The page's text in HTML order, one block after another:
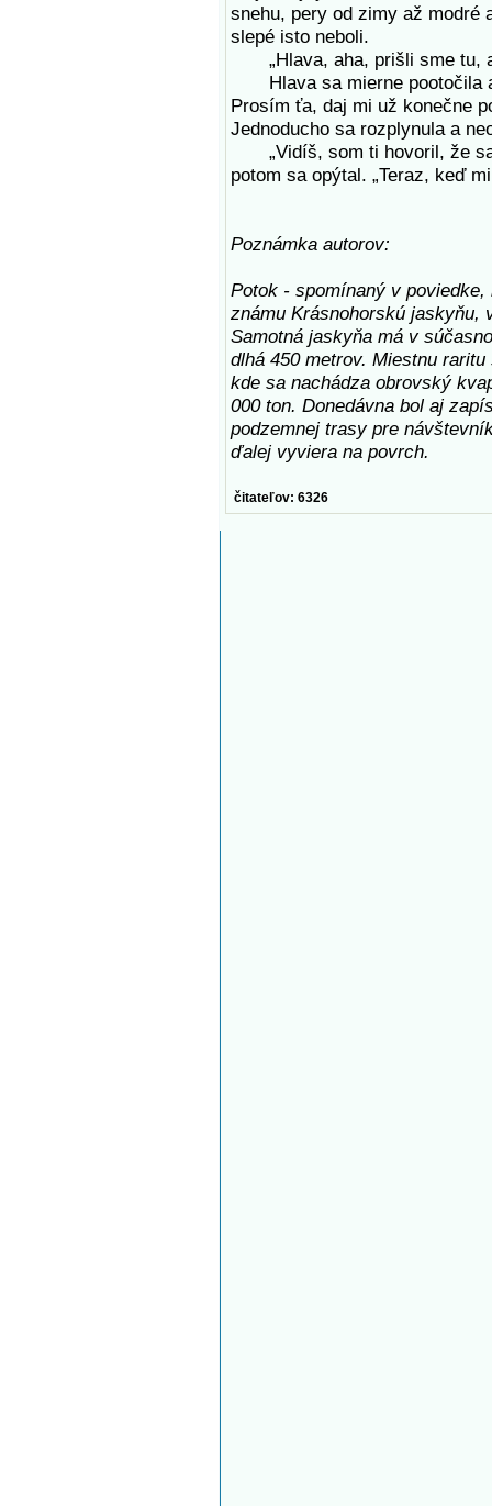
snehu, pery od zimy až modré
slepé isto neboli.
„Hlava, aha, prišli sme tu,
Hlava sa mierne pootočila a
Prosím ťa, daj mi už konečne
Jednoducho sa rozplynula a
„Vidíš, som ti hovoril, že sa
potom sa opýtal. „Teraz, keď
Poznámka autorov:
Potok - spomínaný v
známu Krásnohorskú jaskyňu,
Samotná jaskyňa má v
dlhá 450 metrov. Miestnu
kde sa nachádza obrovský
000 ton. Donedávna bol aj
podzemnej trasy pre
ďalej vyviera na povrch.
čitateľov: 6326